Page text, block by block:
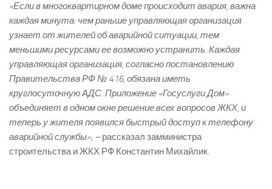
«Если в многоквартирном доме происходит авария, важна
каждая минута: чем раньше управляющая организация
узнает от жителей об аварийной ситуации, тем
меньшими ресурсами ее возможно устранить. Каждая
управляющая организация, согласно постановлению
Правительства РФ № 416, обязана иметь
круглосуточную АДС. Приложение «Госуслуги Дом»
объединяет в одном окне решение всех вопросов ЖКХ, и
теперь у жителя появился быстрый доступ к телефону
аварийной службы», –рассказал замминистра
строительства и ЖКХ РФ Константин Михайлик.